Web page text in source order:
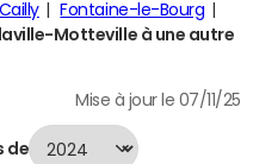
Fontaine-le-Bourg
Motteville à une autre
Mise à jour le 07/11/25
de